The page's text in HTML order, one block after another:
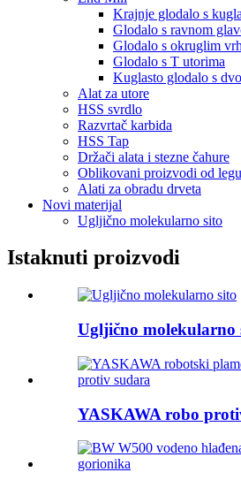
Krajnje glodalo s
Glodalo s ravnom
Glodalo s okruglim
Glodalo s T utorima
Kuglasto glodalo s
Alat za utore
HSS svrdlo
Razvrtač karbida
HSS Tap
Držači alata i stezne čahure
Oblikovani proizvodi od
Alati za obradu drveta
Novi materijal
Ugljično molekularno sito
Istaknuti proizvodi
Ugljično molekularno
YASKAWA robo